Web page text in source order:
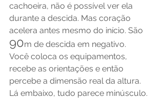
cachoeira, não é possível ver ela
durante a descida. Mas coração
acelera antes mesmo do início. São
90m de descida em negativo.
Você coloca os equipamentos,
recebe as orientações e então
percebe a dimensão real da altura.
Lá embaixo, tudo parece minúsculo.